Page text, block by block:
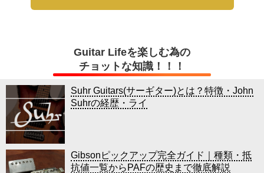
Guitar Lifeを楽しむ為の
チョットな知識！！！
Suhr Guitars(サーギター)とは？特徴・John
Suhrの経歴・ライ
Gibsonピックアップ完全ガイド｜種類・抵
抗値一覧からPAFの歴史まで徹底解説